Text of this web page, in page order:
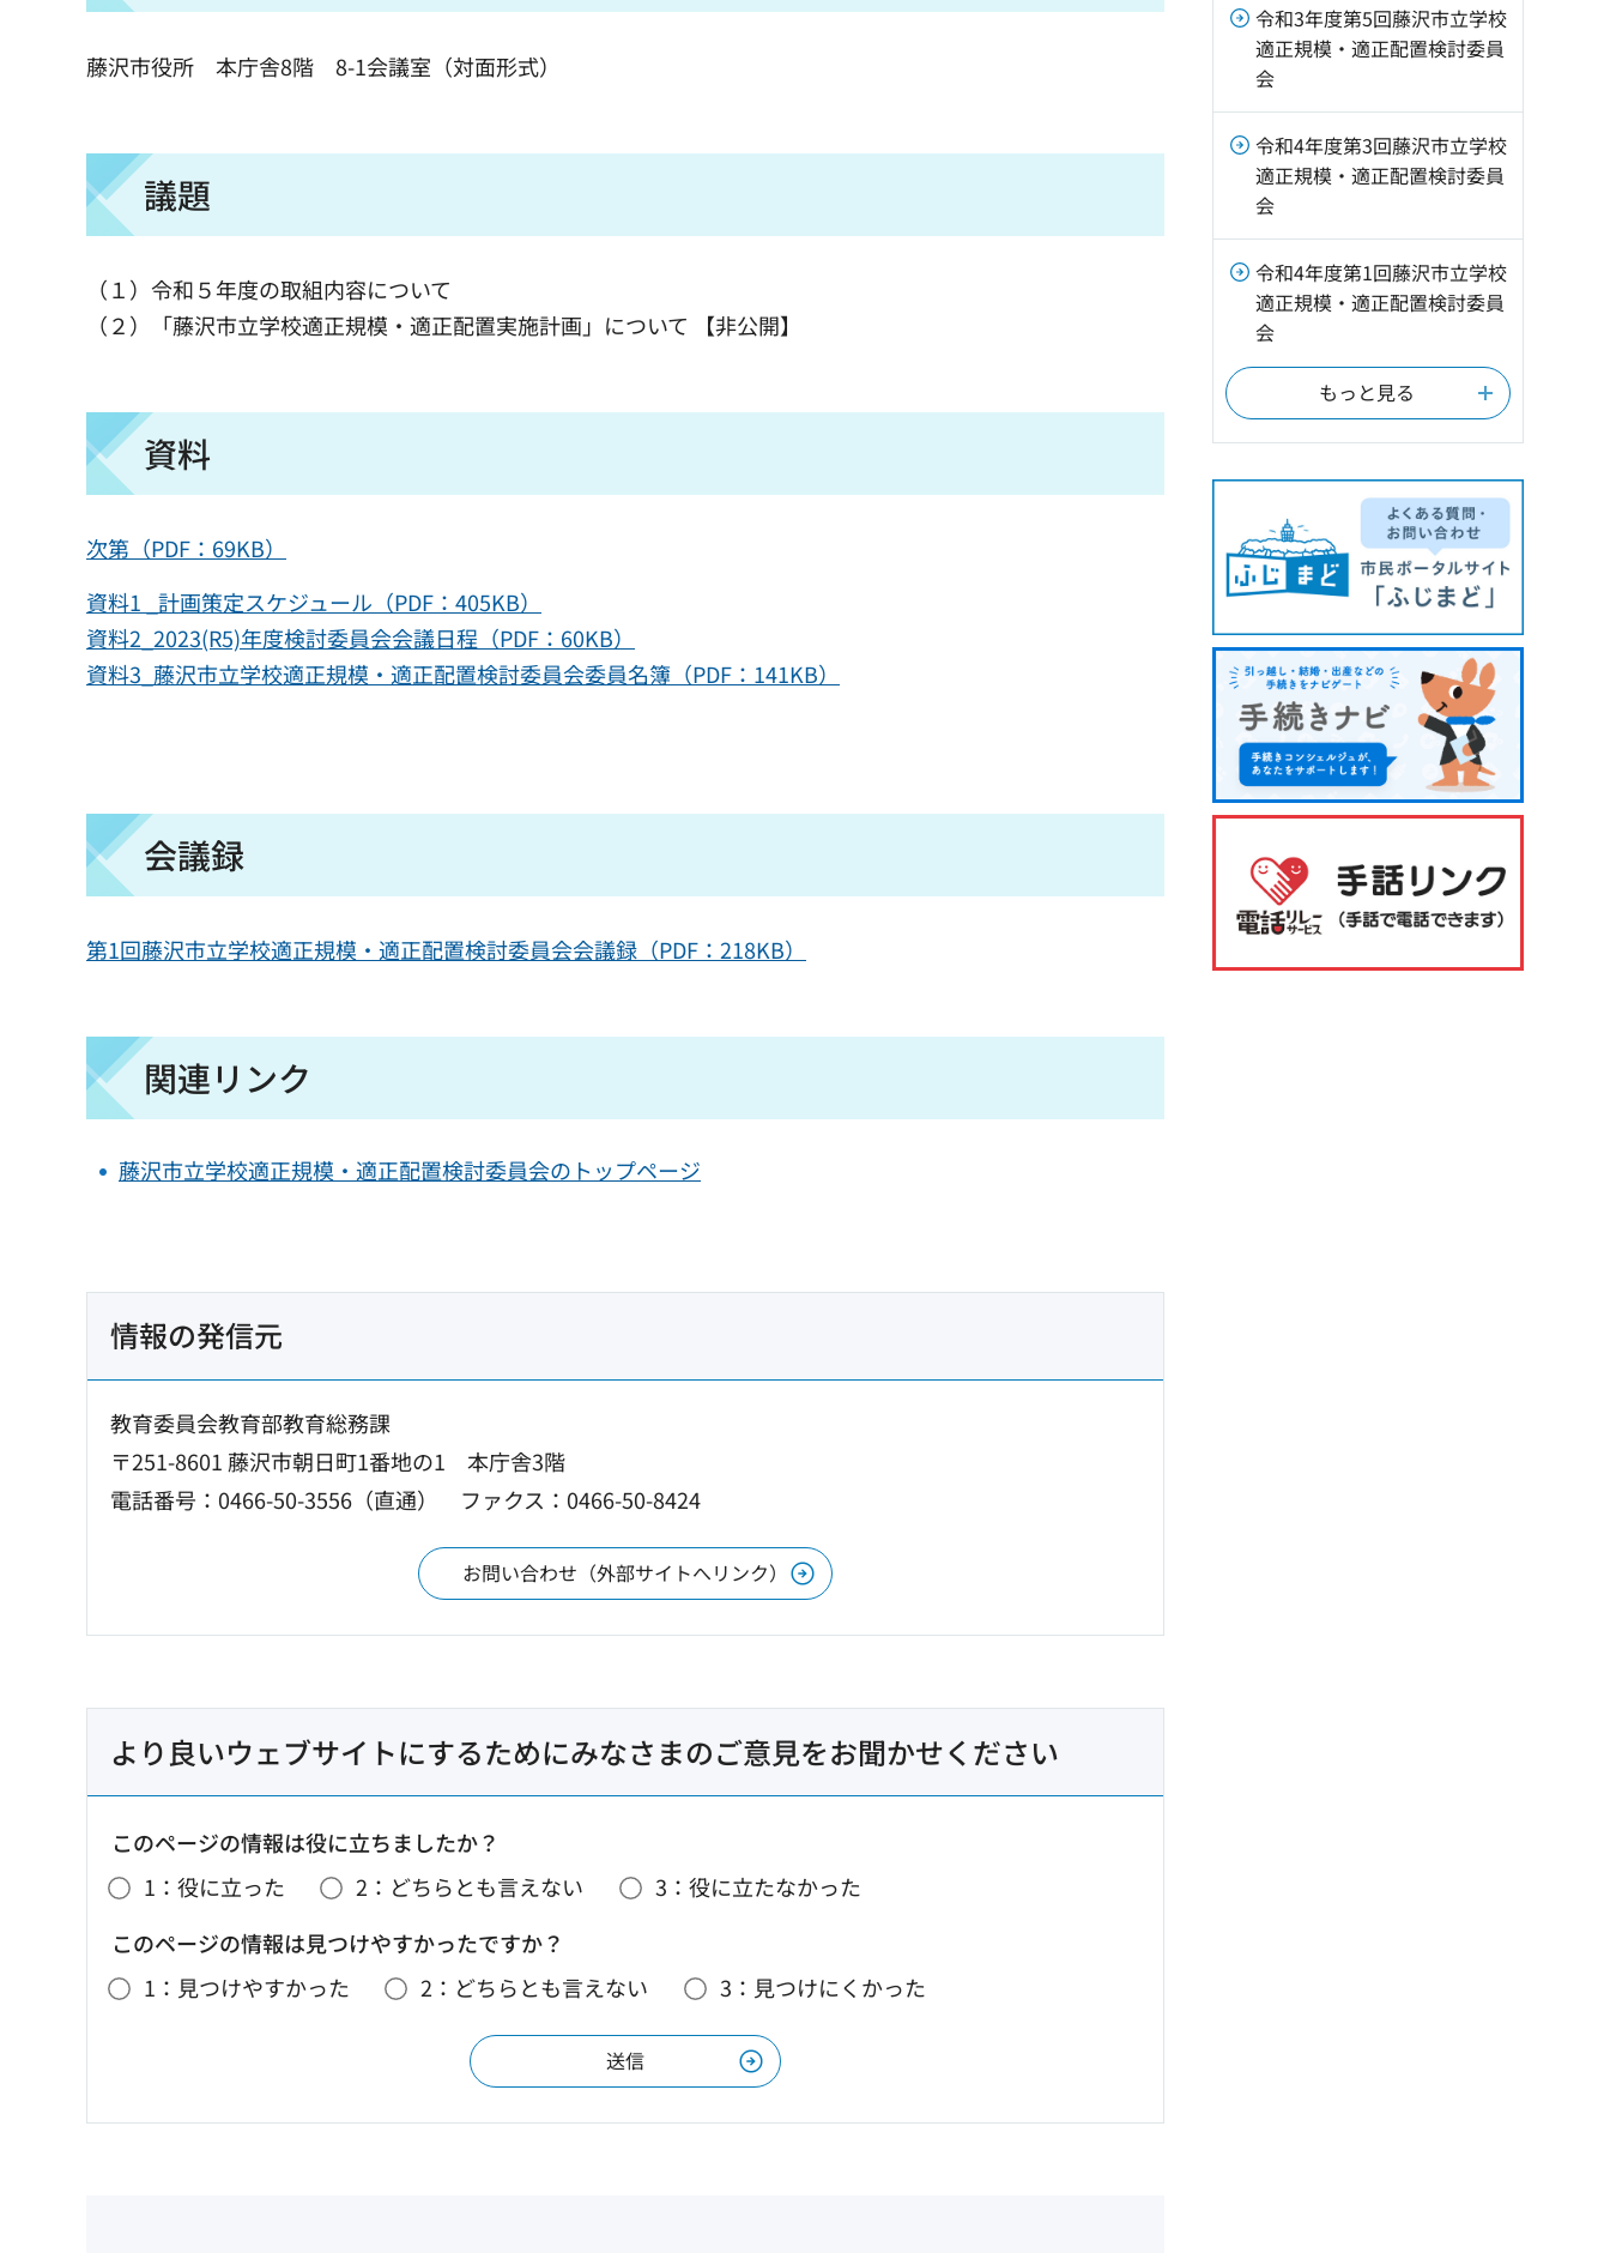
藤沢市役所 本庁舎8階 8-1会議室（対面形式）
議題
（１）令和５年度の取組内容について
（２）「藤沢市立学校適正規模・適正配置実施計画」について 【非公開】
資料
次第（PDF：69KB）
資料1 _計画策定スケジュール（PDF：405KB）
資料2_2023(R5)年度検討委員会会議日程（PDF：60KB）
資料3_藤沢市立学校適正規模・適正配置検討委員会委員名簿（PDF：141KB）
会議録
第1回藤沢市立学校適正規模・適正配置検討委員会会議録（PDF：218KB）
関連リンク
藤沢市立学校適正規模・適正配置検討委員会のトップページ
情報の発信元
教育委員会教育部教育総務課
〒251-8601 藤沢市朝日町1番地の1 本庁舎3階
電話番号：0466-50-3556（直通）
ファクス：0466-50-8424
お問い合わせ（外部サイトへリンク）
より良いウェブサイトにするためにみなさまのご意見をお聞かせください
このページの情報は役に立ちましたか？
1：役に立った
2：どちらとも言えない
3：役に立たなかった
このページの情報は見つけやすかったですか？
1：見つけやすかった
2：どちらとも言えない 3：見つけにくかった
令和3年度第5回藤沢市立学校
適正規模・適正配置検討委員
会
令和4年度第3回藤沢市立学校
適正規模・適正配置検討委員
会
令和4年度第1回藤沢市立学校
適正規模・適正配置検討委員
会
もっと見る